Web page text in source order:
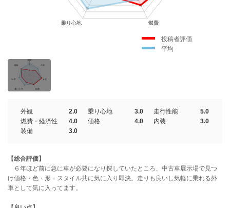
投稿者評価
平均
外観 2.0 乗り心地 3.0 走行性能
5.0
燃費・経済性
4.0 価格 4.0 内装
3.0
装備
3.0
【総合評価】
６年ほど前に急に車が必要になり探していたところ、中古車展示場で見つ
け価格・色・形・スタイル共に気に入り即決。走りも良いし気軽に乗れる外
車として気に入ってます。